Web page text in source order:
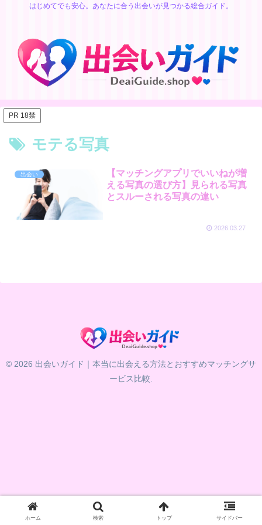
はじめてでも安心。あなたに合う出会いが見つかる総合ガイド。
PR 18禁
モテる写真
出会い
【マッチングアプリでいいねが増
える写真の選び方】見られる写真
とスルーされる写真の違い
2026.03.27
© 2026 出会いガイド｜本当に出会える方法とおすすめマッチングサ
ービス比較.
ホーム 検索 トップ サイドバー